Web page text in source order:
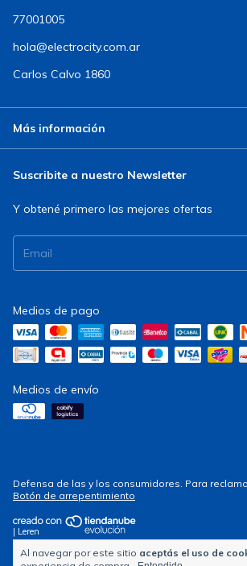
Al navegar por este sitio aceptás el uso de
77001005
hola@electrocity.com.ar
Carlos Calvo 1860
Más información
Suscribite a nuestro Newsletter
Y obtené primero las mejores ofertas
Medios de pago
Medios de envío
Defensa de las y los consumidores. Para
Botón de arrepentimiento
| Leren
Copyright Electrocity - 2026. Todos los derechos